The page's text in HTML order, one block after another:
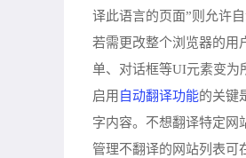
译此语言的页面”则允许
若需更改整个浏览器的用
单、对话框等UI元素变为
启用 自动翻译功能的关键
字内容。不想翻译特定网
管理不翻译的网站列表